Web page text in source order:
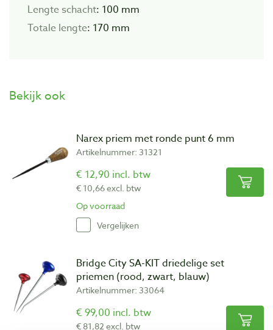
Lengte schacht: 100 mm
Totale lengte: 170 mm
Bekijk ook
Narex priem met ronde punt 6 mm
Artikelnummer: 31321
€ 12,90 incl. btw
€ 10,66 excl. btw
Op voorraad
Vergelijken
Bridge City SA-KIT driedelige set
priemen (rood, zwart, blauw)
Artikelnummer: 33064
€ 99,00 incl. btw
€ 81,82 excl. btw